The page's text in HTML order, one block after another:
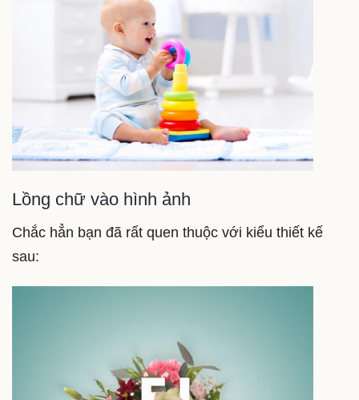
Lồng chữ vào hình ảnh
Chắc hẳn bạn đã rất quen thuộc với kiểu thiết kế
sau: